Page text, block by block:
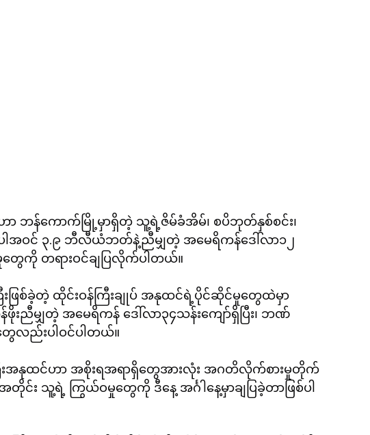
ာ ဘန်ကောက်မြို့မှာရှိတဲ့ သူ့ရဲ့ဇိမ်ခံအိမ်၊ စပိဘုတ်နှစ်စင်း၊
အဝင် ၃.၉ ဘီလီယံဘတ်နဲ့ညီမျှတဲ့ အမေရိကန်ဒေါ်လာ၁၂
တွေကို တရားဝင်ချပြလိုက်ပါတယ်။
ဖြစ်ခဲ့တဲ့ ထိုင်းဝန်ကြီးချုပ် အနုထင်ရဲ့ပိုင်ဆိုင်မှုတွေထဲမှာ
ေါ်လာ၃၄သန်းကျော်ရှိပြီး၊ ဘဏ်
ေလည်းပါဝင်ပါတယ်။
းအနုထင်ဟာ အစိုးရအရာရှိတွေအားလုံး အဂတိလိုက်စားမှုတိုက်
င်း သူ့ရဲ့ ကြွယ်ဝမှုတွေကို ဒီနေ့ အင်္ဂါနေ့မှာချပြခဲ့တာဖြစ်ပါ